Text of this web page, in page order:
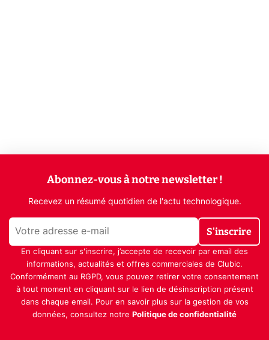
Abonnez-vous à notre newsletter !
Recevez un résumé quotidien de l'actu technologique.
S'inscrire
En cliquant sur s'inscrire, j’accepte de recevoir par email des
informations, actualités et offres commerciales de Clubic.
Conformément au RGPD, vous pouvez retirer votre consentement
à tout moment en cliquant sur le lien de désinscription présent
dans chaque email. Pour en savoir plus sur la gestion de vos
données, consultez notre Politique de confidentialité